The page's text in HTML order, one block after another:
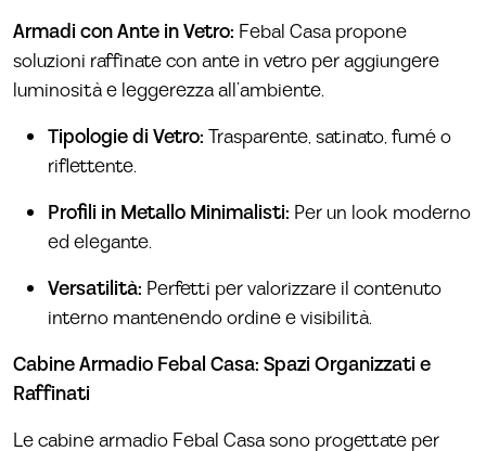
Armadi con Ante in Vetro: Febal Casa propone
soluzioni raffinate con ante in vetro per aggiungere
luminosità e leggerezza all’ambiente.
Tipologie di Vetro: Trasparente, satinato, fumé o
riflettente.
Profili in Metallo Minimalisti: Per un look moderno
ed elegante.
Versatilità: Perfetti per valorizzare il contenuto
interno mantenendo ordine e visibilità.
Cabine Armadio Febal Casa: Spazi Organizzati e
Raffinati
Le cabine armadio Febal Casa sono progettate per